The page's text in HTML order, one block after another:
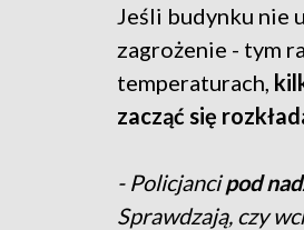
Jeśli budynku nie
zagrożenie - tym
temperaturach,
zacząć się
- Policjancipod
Sprawdzają, czy